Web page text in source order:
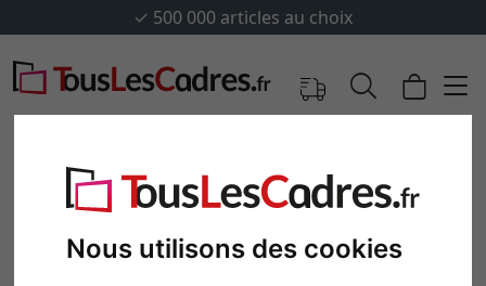
Nous utilisons des cookies
✓ 500 000 articles au choix